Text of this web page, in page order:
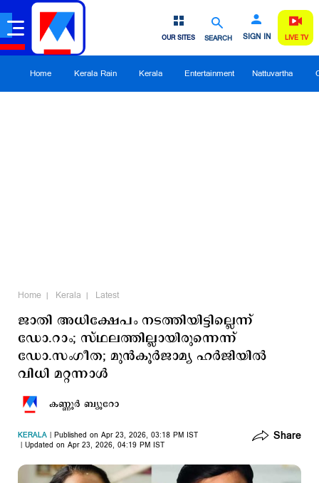
SEARCH SIGN IN
OUR SITES LIVE TV
Home Kerala Rain Kerala Entertainment Nattuvartha
Home Kerala Latest
ജാതി അധിക്ഷേപം നടത്തിയിട്ടില്ലെന്ന്
ഡോ.റാം; സ്ഥലത്തില്ലായിരുന്നെന്ന്
ഡോ.സംഗീത; മുന്‍കൂര്‍ജാമ്യ ഹര്‍ജിയില്‍
വിധി മറ്റന്നാള്‍
കണ്ണൂര്‍ ബ്യൂറോ
KERALA
Published on Apr 23, 2026, 03:18 PM IST
Updated on Apr 23, 2026, 04:19 PM IST
Share